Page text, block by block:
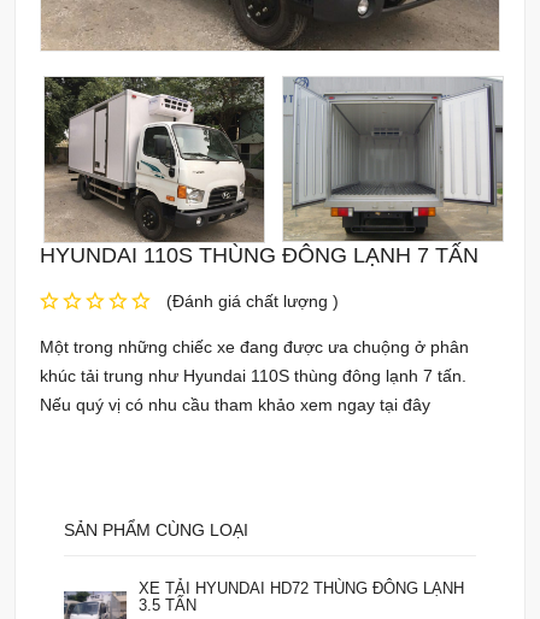
HYUNDAI 110S THÙNG ĐÔNG LẠNH 7 TẤN
(Đánh giá chất lượng )
Một trong những chiếc xe đang được ưa chuộng ở phân
khúc tải trung như Hyundai 110S thùng đông lạnh 7 tấn.
Nếu quý vị có nhu cầu tham khảo xem ngay tại đây
SẢN PHẨM CÙNG LOẠI
XE TẢI HYUNDAI HD72 THÙNG ĐÔNG LẠNH
3.5 TẤN